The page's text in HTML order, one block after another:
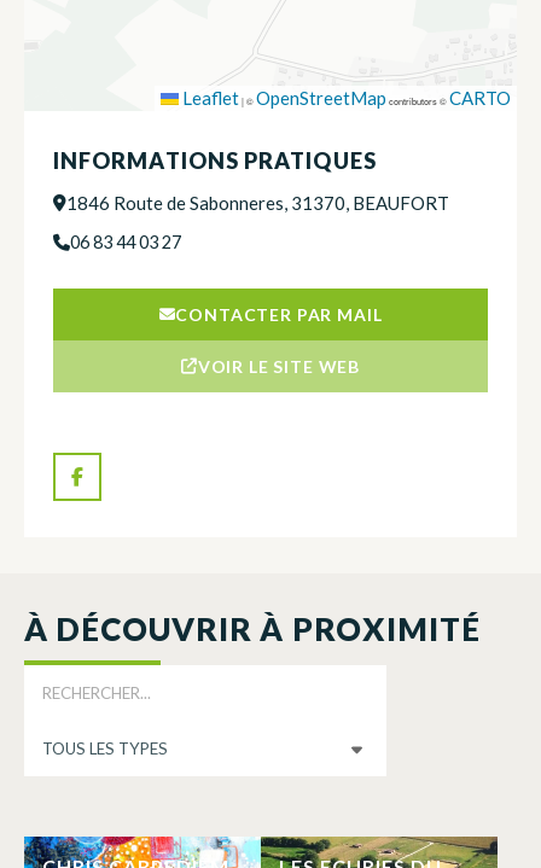
Leaflet|©OpenStreetMap contributors ©CARTO
INFORMATIONS PRATIQUES
1846 Route de Sabonneres, 31370, BEAUFORT
06 83 44 03 27
CONTACTER PAR MAIL
VOIR LE SITE WEB
À DÉCOUVRIR À PROXIMITÉ